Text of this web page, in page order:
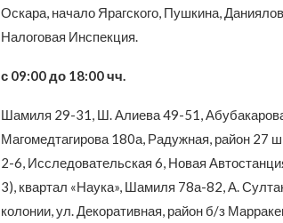
Оскара, начало Ярагского, Пушкина,
Налоговая Инспекция.
с 09:00 до 18:00 чч.
Шамиля 29-31, Ш. Алиева 49-51,
Магомедтагирова 180а, Радужная, район
2-6, Исследовательская 6, Новая
3), квартал «Наука», Шамиля 78а-82, А.
колонии, ул. Декоративная, район б/з